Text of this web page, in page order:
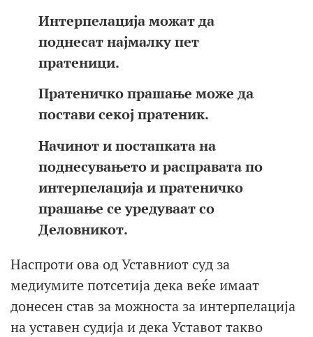
Интерпелација можат да
поднесат најмалку пет
пратеници.
Пратеничко прашање може да
постави секој пратеник.
Начинот и постапката на
поднесувањето и расправата по
интерпелација и пратеничко
прашање се уредуваат со
Деловникот.
Наспроти ова од Уставниот суд за
медиумите потсетија дека веќе имаат
донесен став за можноста за интерпелација
на уставен судија и дека Уставот такво